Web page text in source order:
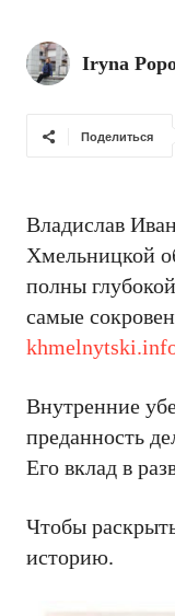
Iryna
Поделиться
Владислав
Хмельницкой
полны
самые
Внутренние
преданность
Его вклад в
Чтобы
историю.